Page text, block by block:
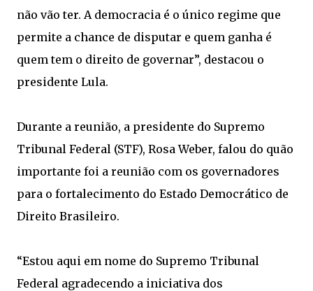
não vão ter. A democracia é o único regime que
permite a chance de disputar e quem ganha é
quem tem o direito de governar”, destacou o
presidente Lula.
Durante a reunião, a presidente do Supremo
Tribunal Federal (STF), Rosa Weber, falou do quão
importante foi a reunião com os governadores
para o fortalecimento do Estado Democrático de
Direito Brasileiro.
“Estou aqui em nome do Supremo Tribunal
Federal agradecendo a iniciativa dos